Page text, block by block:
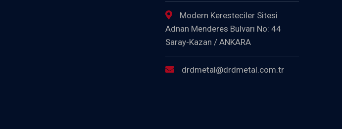
Modern Keresteciler Sitesi
Adnan Menderes Bulvarı No: 44
Saray-Kazan / ANKARA
drdmetal@drdmetal.com.tr